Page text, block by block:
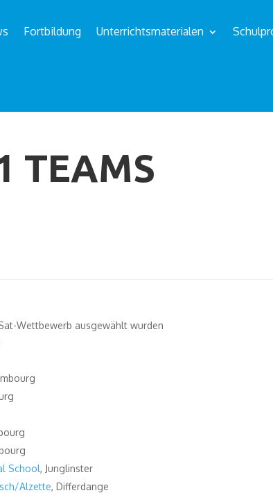
Fortbildung Unterrichtsmaterialen
TEAMS
Wettbewerb ausgewählt wurden
School, Junglinster
Alzette, Differdange